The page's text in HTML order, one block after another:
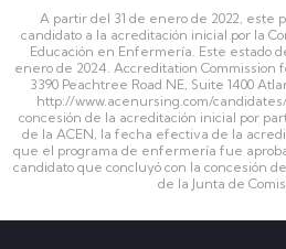
A partir del 31 de enero de 2022,
candidato a la acreditación inicial por la
Educación en Enfermería. Este estado
enero de 2024. Accreditation Commission
3390 Peachtree Road NE, Suite 1400
http://www.acenursing.com/
concesión de la acreditación inicial por
de la ACEN, la fecha efectiva de la
que el programa de enfermería fue
candidato que concluyó con la concesión
de la Junta de